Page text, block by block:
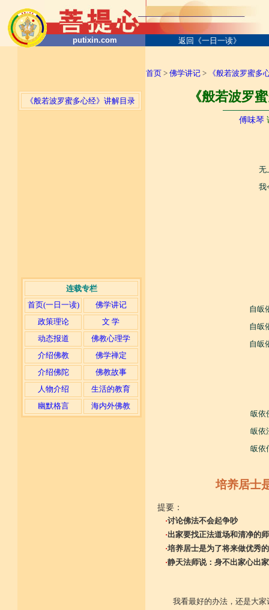
putixin.com 返回《一日一读》
《般若波罗蜜多心经》讲解目录
连载专栏
首页(一日一读)
佛学讲记
政策理论
文 学
动态报道
佛教心理学
介绍佛教
佛学禅定
介绍佛陀
佛教故事
人物介绍
生活的教育
幽默格言
海内外佛教
首页 > 佛学讲记 > 《般若波罗蜜多
《般若波罗
傅味琴
无
我
自皈
自皈
自皈
皈依
皈依
皈依
培养居士
提要：
·讨论佛法不会起争吵
·出家要找正法道场和清净的
·培养居士是为了将来做优秀
·静天法师说：身不出家心出
我看最好的办法，还是大